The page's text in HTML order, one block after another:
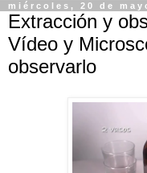
miércoles, 20 de
Extracción y
Vídeo y
observarlo